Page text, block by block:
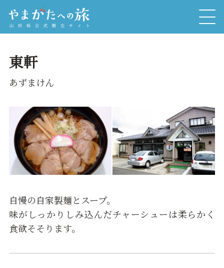
東軒
あずまけん
自慢の自家製麺とスープ。
味がしっかりしみ込んだチャーシューは柔らかく
食欲そそります。